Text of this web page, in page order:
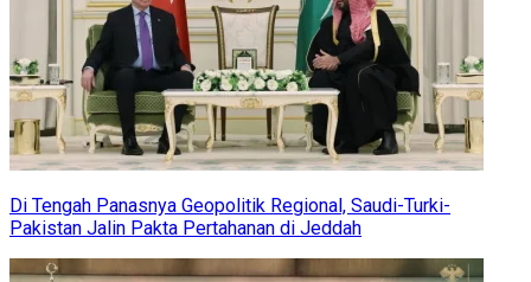
Di Tengah Panasnya Geopolitik Regional, Saudi-Turki-
Pakistan Jalin Pakta Pertahanan di Jeddah